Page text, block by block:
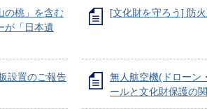
の桃」を含む
が「日本遺
[文化財を守ろう] 防
設置のご報告
無人航空機(ドローン
ールと文化財保護の